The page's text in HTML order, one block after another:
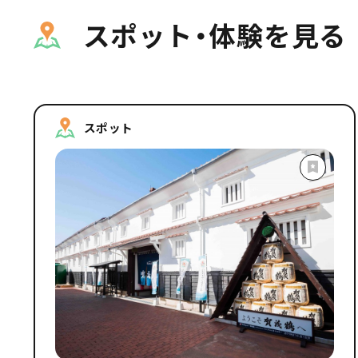
スポット・体験を見る
スポット